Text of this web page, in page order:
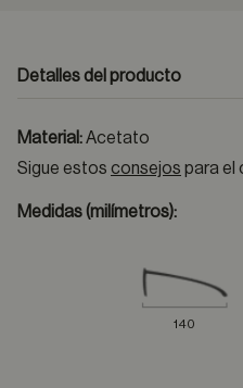
Detalles del producto
Material:Acetato
Sigue estos consejos para el
Medidas (milímetros):
140